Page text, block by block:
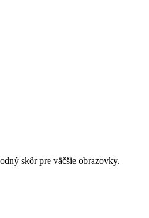
skôr pre väčšie obrazovky.